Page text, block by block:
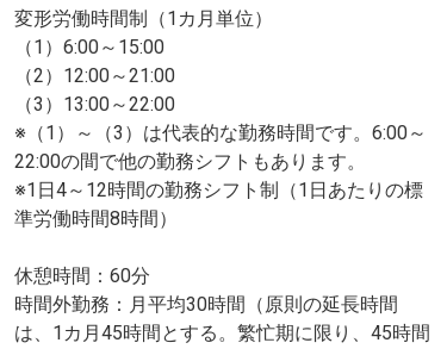
変形労働時間制（1カ月単位）
（1）6:00～15:00
（2）12:00～21:00
（3）13:00～22:00
※（1）～（3）は代表的な勤務時間です。6:00～
22:00の間で他の勤務シフトもあります。
※1日4～12時間の勤務シフト制（1日あたりの標
準労働時間8時間）
休憩時間：60分
時間外勤務：月平均30時間（原則の延長時間
は、1カ月45時間とする。繁忙期に限り、45時間